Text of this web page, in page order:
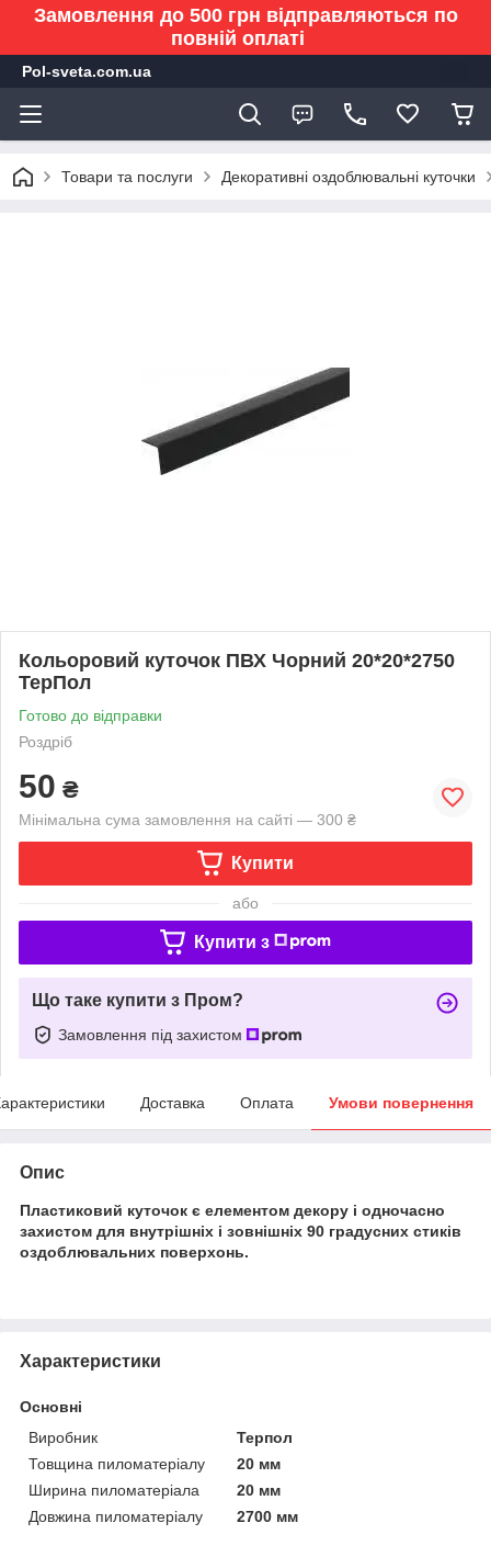
Замовлення до 500 грн відправляються по
повній оплаті
Pol-sveta.com.ua
Товари та послуги Декоративні оздоблювальні куточки
Кольоровий куточок ПВХ Чорний 20*20*2750
ТерПол
Готово до відправки
Роздріб
50 ₴
Мінімальна сума замовлення на сайті — 300 ₴
Купити
або
Купити з
Що таке купити з Пром?
Замовлення під захистом
Доставка Оплата Умови повернення
Опис
Пластиковий куточок є елементом декору і одночасно
захистом для внутрішніх і зовнішніх 90 градусних стиків
оздоблювальних поверхонь.
Характеристики
Основні
Виробник
Терпол
Товщина пиломатеріалу
20 мм
Ширина пиломатеріала
20 мм
Довжина пиломатеріалу
2700 мм